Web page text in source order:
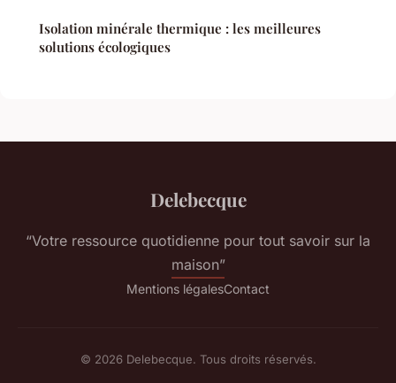
Isolation minérale thermique : les meilleures
solutions écologiques
Delebecque
“Votre ressource quotidienne pour tout savoir sur la
maison”
Mentions légalesContact
© 2026 Delebecque. Tous droits réservés.